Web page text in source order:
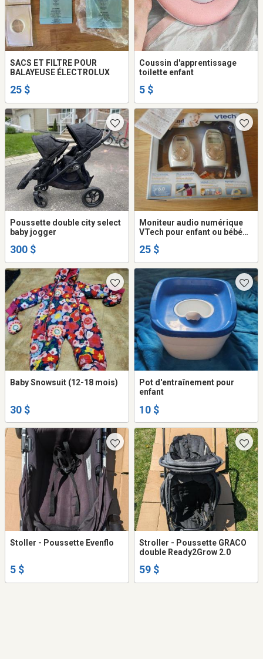
SACS ET FILTRE POUR
BALAYEUSE ÉLECTROLUX
25 $
Coussin d'apprentissage
toilette enfant
5 $
Poussette double city select
baby jogger
300 $
Moniteur audio numérique
VTech pour enfant ou bébé
comme neuf
25 $
Baby Snowsuit (12-18 mois)
30 $
Pot d'entraînement pour
enfant
10 $
Stoller - Poussette Evenflo
5 $
Stroller - Poussette GRACO
double Ready2Grow 2.0
59 $